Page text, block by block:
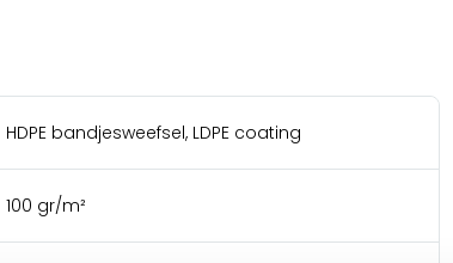
HDPE bandjesweefsel, LDPE coating
100 gr/m²